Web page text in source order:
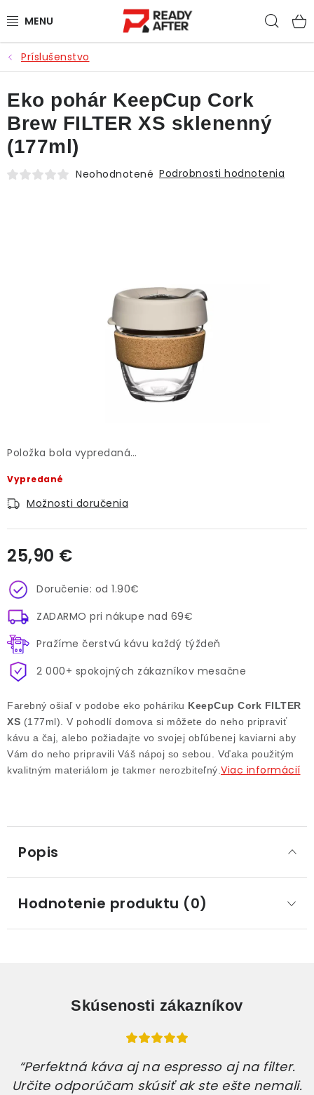
na
KÁVA
SYPANÉ ČAJE
CASCARA
PRÍSLUŠENSTVO
DARČEKOVÉ BALENIA
Kontakt
Káva pre firmy
Hodnotenie obchodu
Príslušenstvo
Farebný ošiaľ v podobe eko poháriku KeepCup Cork FILTER
XS (177ml). V pohodlí domova si môžete do neho pripraviť
kávu a čaj, alebo požiadajte vo svojej obľúbenej kaviarni aby
Vám do neho pripravili Váš nápoj so sebou. Vďaka použitým
kvalitným materiálom je takmer nerozbiteľný. Viac informácií
Položka bola vypredaná…
Vypredané
Možnosti doručenia
25,90 €
Doručenie: od 1.90€
ZADARMO pri nákupe nad 69€
Pražíme čerstvú kávu každý týždeň
2 000+ spokojných zákazníkov mesačne
Eko pohár KeepCup Cork
Brew FILTER XS sklenenný
(177ml)
Neohodnotené Podrobnosti hodnotenia
Popis
Hodnotenie produktu (0)
Skúsenosti zákazníkov
“Perfektná káva aj na espresso aj na filter.
Určite odporúčam skúsiť ak ste ešte nemali.